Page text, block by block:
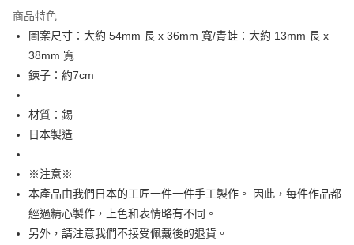
宅配
每筆NT$60，滿NT$1,000(含以上)免運費
海外配送
商品特色
圖案尺寸：大約 54mm 長 x 36mm 寬/青蛙：大約 13mm 長 x
38mm 寬
鍊子：約7cm
材質：錫
日本製造
※注意※
本產品由我們日本的工匠一件一件手工製作。 因此，每件作品都
經過精心製作，上色和表情略有不同。
另外，請注意我們不接受佩戴後的退貨。